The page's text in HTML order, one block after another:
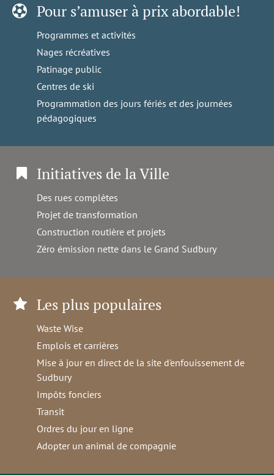
Pour s’amuser à prix abordable!
Programmes et activités
Nages récréatives
Patinage public
Centres de ski
Programmation des jours fériés et des journées
pédagogiques
Initiatives de la Ville
Des rues complètes
Projet de transformation
Construction routière et projets
Zéro émission nette dans le Grand Sudbury
Les plus populaires
Waste Wise
Emplois et carrières
Mise à jour en direct de la site d'enfouissement de
Sudbury
Impôts fonciers
Transit
Ordres du jour en ligne
Adopter un animal de compagnie